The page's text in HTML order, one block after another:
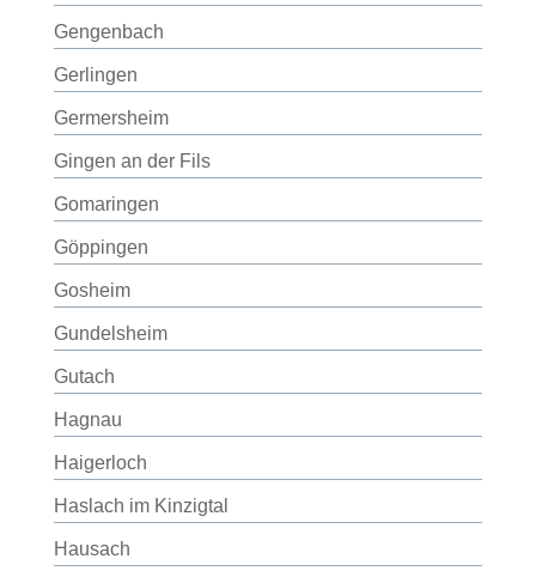
Gengenbach
Gerlingen
Germersheim
Gingen an der Fils
Gomaringen
Göppingen
Gosheim
Gundelsheim
Gutach
Hagnau
Haigerloch
Haslach im Kinzigtal
Hausach